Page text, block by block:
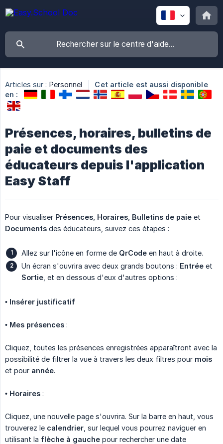
Articles sur : Personnel
Cet article est aussi disponible
en :
Présences, horaires, bulletins de
paie et documents des
éducateurs depuis l'application
Easy Staff
Pour visualiser Présences Horaires Bulletins de paie et
Documents des éducateurs, suivez ces étapes :
Allez sur l'icône en forme de QrCode en haut à droite.
Un écran s'ouvrira avec deux grands boutons : Entrée et
Sortie , et en dessous d'eux d'autres options :
• Insérer justificatif
• Mes présences :
Cliquez, toutes les présences enregistrées apparaîtront avec la
possibilité de filtrer la vue à travers les deux filtres pour mois
et pour année.
• Horaires :
Cliquez, une nouvelle page s'ouvrira. Sur la barre en haut, vous
trouverez le calendrier , sur lequel vous pourrez naviguer en
utilisant la flèche à gauche pour rechercher une date